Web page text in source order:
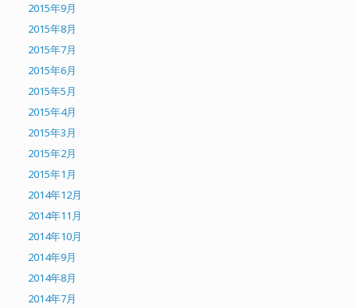
2015年9月
2015年8月
2015年7月
2015年6月
2015年5月
2015年4月
2015年3月
2015年2月
2015年1月
2014年12月
2014年11月
2014年10月
2014年9月
2014年8月
2014年7月